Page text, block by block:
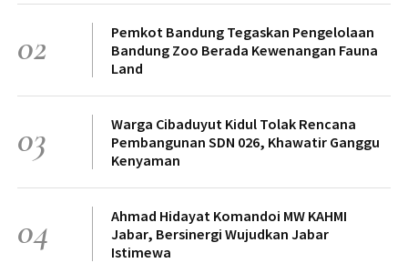
02
Pemkot Bandung Tegaskan Pengelolaan
Bandung Zoo Berada Kewenangan Fauna
Land
03
Warga Cibaduyut Kidul Tolak Rencana
Pembangunan SDN 026, Khawatir Ganggu
Kenyaman
04
Ahmad Hidayat Komandoi MW KAHMI
Jabar, Bersinergi Wujudkan Jabar
Istimewa